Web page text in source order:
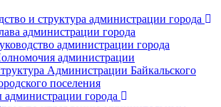
и структура администрации города
администрации города
администрации города
администрации
Администрации Байкальского
поселения
города